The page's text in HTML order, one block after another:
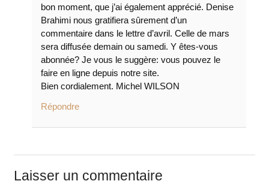
bon moment, que j’ai également apprécié. Denise
Brahimi nous gratifiera sûrement d’un
commentaire dans le lettre d’avril. Celle de mars
sera diffusée demain ou samedi. Y êtes-vous
abonnée? Je vous le suggère: vous pouvez le
faire en ligne depuis notre site.
Bien cordialement. Michel WILSON
Répondre
Laisser un commentaire